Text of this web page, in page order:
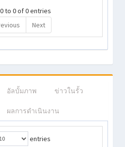
to 0 of 0 entries
Next
อัลบั้มภาพ ข่าวในรั้ว
ผลการดำเนินงาน
entries